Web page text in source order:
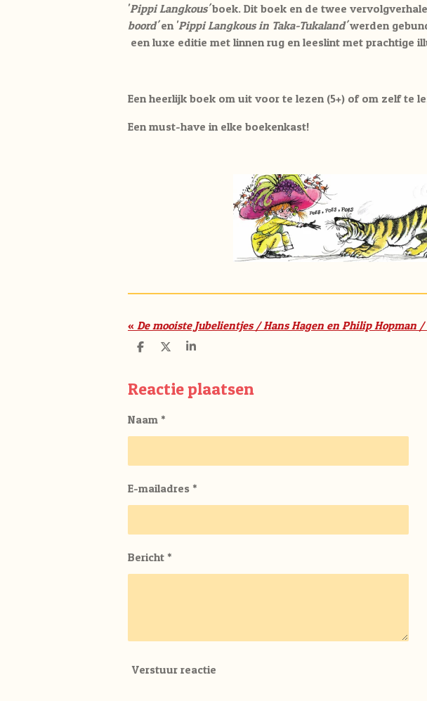
'Pippi Langkous'boek. Dit boek en de twee
boord'en 'Pippi Langkous in Taka-Tukaland'werden
een luxe editie met linnen rug en leeslint met prachtige
Een heerlijk boek om uit voor te lezen (5+) of om zelf te
Een must-have in elke boekenkast!
«
D
e
n
D
l
S
r
e
Reactie plaatsen
Naam *
E-mailadres *
Bericht *
Verstuur reactie